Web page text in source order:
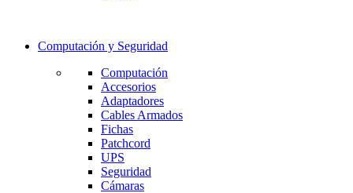
Computación y Seguridad
Computación
Accesorios
Adaptadores
Cables Armados
Fichas
Patchcord
UPS
Seguridad
Cámaras